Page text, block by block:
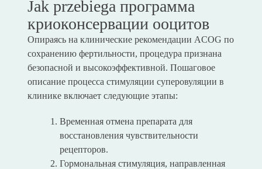
Jak przebiega программа
криоконсервации ооцитов
Опираясь на клинические рекомендации ACOG по
сохранению фертильности, процедура признана
безопасной и высокоэффективной. Пошаговое
описание процесса стимуляции суперовуляции в
клинике включает следующие этапы:
Временная отмена препарата для
восстановления чувствительности
рецепторов.
Гормональная стимуляция, направленная